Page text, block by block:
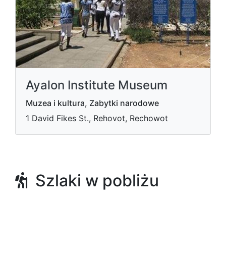
Ayalon Institute Museum
Muzea i kultura, Zabytki narodowe
1 David Fikes St., Rehovot, Rechowot
Szlaki w pobliżu